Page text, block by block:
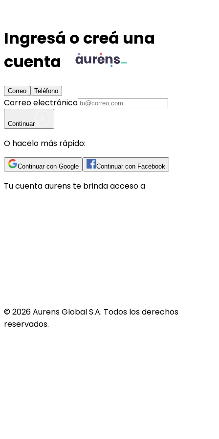
Ingresá o creá una
cuenta
Correo Teléfono
Correo electrónico
Continuar
O hacelo más rápido:
Continuar con Google Continuar con Facebook
Tu cuentaaurens te brinda acceso a
©2026Aurens Global S.A. Todos los derechos
reservados.